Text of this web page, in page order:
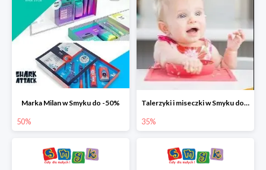
Marka Milan w Smyku do -50%
50%
Talerzyki i miseczki w Smyku do -35%
35%